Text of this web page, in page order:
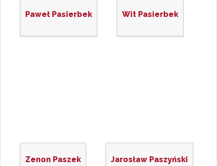
Paweł Pasierbek Wit Pasierbek
Zenon Paszek Jarosław Paszyński